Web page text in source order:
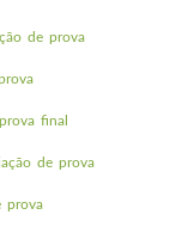
de prova
final
de prova
prova